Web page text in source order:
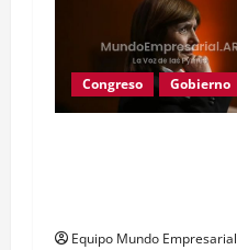
Congreso Gobierno
Equipo Mundo Empresarial